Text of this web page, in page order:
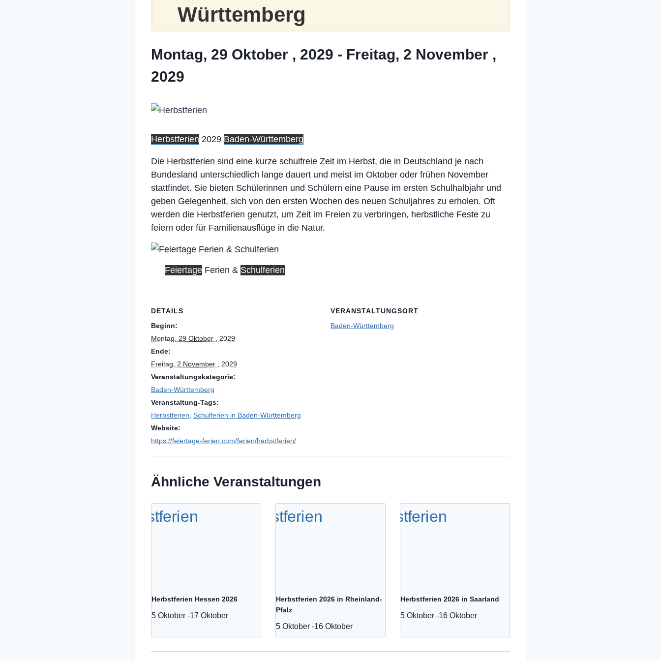
Württemberg
Montag, 29 Oktober , 2029 - Freitag, 2 November ,
2029
Herbstferien 2029 Baden-Württemberg
Die Herbstferien sind eine kurze schulfreie Zeit im Herbst, die in Deutschland je nach
Bundesland unterschiedlich lange dauert und meist im Oktober oder frühen November
stattfindet. Sie bieten Schülerinnen und Schülern eine Pause im ersten Schulhalbjahr und
geben Gelegenheit, sich von den ersten Wochen des neuen Schuljahres zu erholen. Oft
werden die Herbstferien genutzt, um Zeit im Freien zu verbringen, herbstliche Feste zu
feiern oder für Familienausflüge in die Natur.
Feiertage Ferien & Schulferien
DETAILS
Beginn:
Montag, 29 Oktober , 2029
Ende:
Freitag, 2 November , 2029
Veranstaltungskategorie:
Baden-Württemberg
Veranstaltung-Tags:
Herbstferien, Schulferien in Baden-Württemberg
Website:
https://feiertage-ferien.com/ferien/herbstferien/
VERANSTALTUNGSORT
Baden-Württemberg
Ähnliche Veranstaltungen
Herbstferien Hessen 2026
5 Oktober -17 Oktober
Herbstferien 2026 in Rheinland-
Pfalz
5 Oktober -16 Oktober
Herbstferien 2026 in Saarland
5 Oktober -16 Oktober